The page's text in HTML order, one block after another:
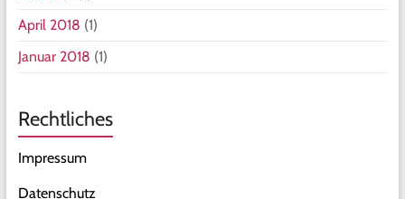
April 2018 (1)
Januar 2018 (1)
Rechtliches
Impressum
Datenschutz